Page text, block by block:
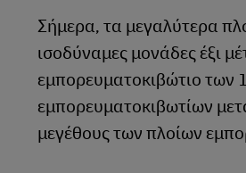
Σήμερα, τα μεγαλύτερα
ισοδύναμες μονάδες έξι
εμπορευματοκιβώτιο των
εμπορευματοκιβωτίων
μεγέθους των πλοίων